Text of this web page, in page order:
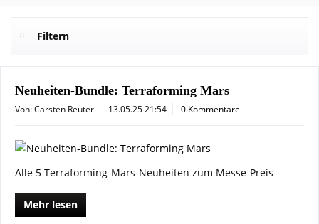
Filtern
Neuheiten-Bundle: Terraforming Mars
Von: Carsten Reuter 13.05.25 21:54 0 Kommentare
Alle 5 Terraforming-Mars-Neuheiten zum Messe-Preis
Mehr lesen